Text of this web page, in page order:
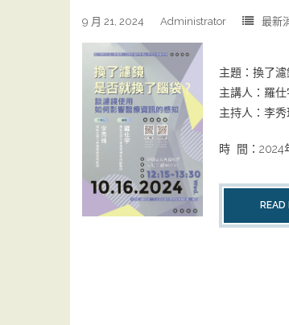
9 月 21, 2024 Administrator 最新
主題：換了
主講人：羅
主持人：李
時 間：2024
READ